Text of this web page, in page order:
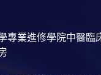
專業進修學院中醫臨